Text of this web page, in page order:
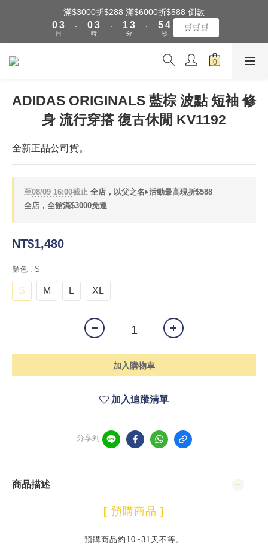
全館滿$3000享『超商』免運費
滿$3000折$288 滿$6000折$588 倒數
0
4
3
2
日
:
1
0
4
3
2
時
:
2
1
0
4
3
2
分
:
6
5
4
5
4
3
1
秒
🛒🛒🛒
全館滿$3000享『超商』免運費
ADIDAS ORIGINALS 藍棕 波點 短袖 修
身 流行穿搭 復古休閒 KV1192
全新正品公司貨。
至08/09 16:00截止 全店，以父之名‣活動最高現折$588
全店，全館滿$3000免運
NT$1,480
顏色 : S
S M L XL
加入購物車
加入追蹤清單
分享到
商品描述
[ 預購商品 ]
預購商品約10~31天不等。